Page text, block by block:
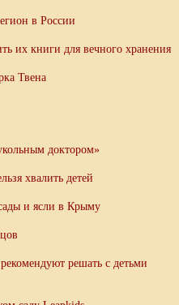
в России
их книги для вечного хранения
Твена
доктором»
хвалить детей
и ясли в Крыму
решать с детьми